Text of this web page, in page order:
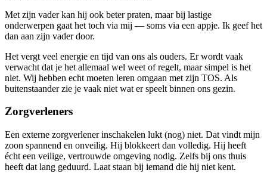
Met zijn vader kan hij ook beter praten, maar bij lastige
onderwerpen gaat het toch via mij — soms via een appje. Ik geef het
dan aan zijn vader door.
Het vergt veel energie en tijd van ons als ouders. Er wordt vaak
verwacht dat je het allemaal wel weet of regelt, maar simpel is het
niet. Wij hebben echt moeten leren omgaan met zijn TOS. Als
buitenstaander zie je vaak niet wat er speelt binnen ons gezin.
Zorgverleners
Een externe zorgverlener inschakelen lukt (nog) niet. Dat vindt mijn
zoon spannend en onveilig. Hij blokkeert dan volledig. Hij heeft
écht een veilige, vertrouwde omgeving nodig. Zelfs bij ons thuis
heeft dat lang geduurd. Laat staan bij iemand die hij niet kent.